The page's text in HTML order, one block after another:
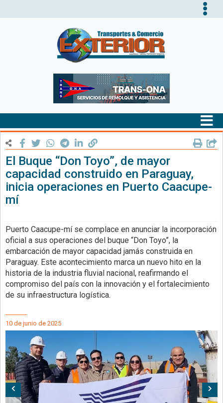
El Buque “Don Toyo”, de mayor
capacidad construido en Paraguay,
inicia operaciones en Puerto Caacupe-
mí
Puerto Caacupe-mí se complace en anunciar la incorporación
oficial a sus operaciones del buque “Don Toyo”, la
embarcación de mayor capacidad jamás construida en
Paraguay. Este acontecimiento marca un nuevo hito en la
historia de la industria fluvial nacional, reafirmando el
compromiso del país con la innovación y el fortalecimiento
de su infraestructura logística.
10 de junio de 2025
Anterior